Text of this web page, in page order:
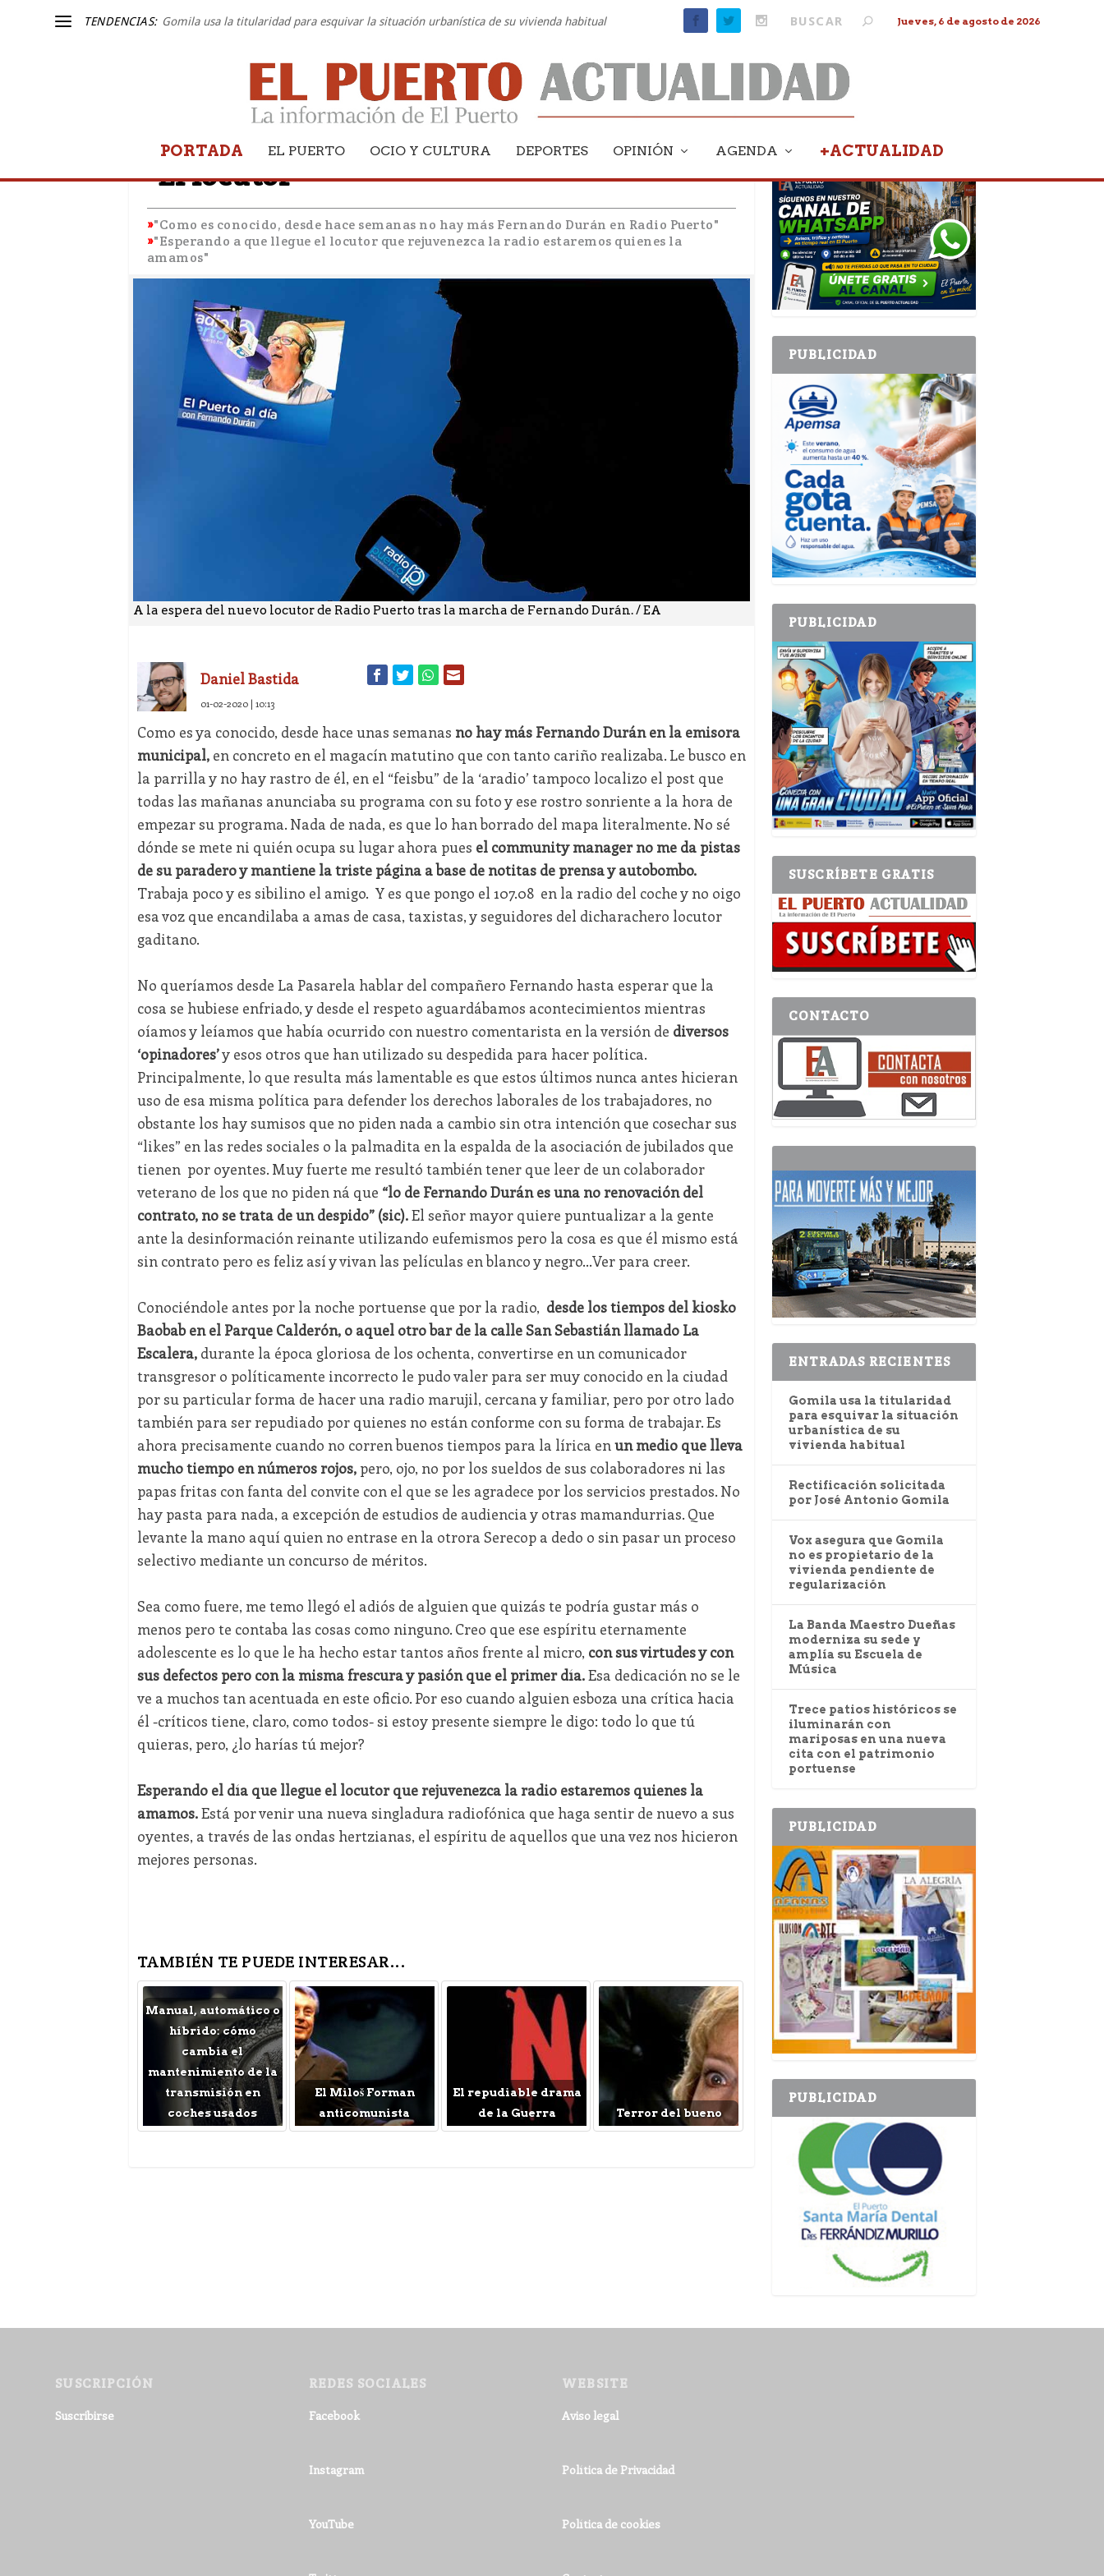
TENDENCIAS: Gomila usa la titularidad para esquivar la situación urbanística de su vivienda habitual Jueves, 6 de agosto de 2026
PORTADA EL PUERTO OCIO Y CULTURA DEPORTES OPINIÓN AGENDA +ACTUALIDAD
DESDE LA PASARELA
"El locutor"
"Como es conocido, desde hace semanas no hay más Fernando Durán en Radio Puerto"
"Esperando a que llegue el locutor que rejuvenezca la radio estaremos quienes la
amamos"
A la espera del nuevo locutor de Radio Puerto tras la marcha de Fernando Durán. / EA
Daniel Bastida
01-02-2020 | 10:13
Como es ya conocido, desde hace unas semanas no hay más Fernando Durán en la emisora
municipal,en concreto en el magacín matutino que con tanto cariño realizaba. Le busco en
la parrilla y no hay rastro de él, en el “feisbu” de la ‘aradio’ tampoco localizo el post que
todas las mañanas anunciaba su programa con su foto y ese rostro sonriente a la hora de
empezar su programa. Nada de nada, es que lo han borrado del mapa literalmente. No sé
dónde se mete ni quién ocupa su lugar ahora pues el community manager no me da pistas
de su paradero y mantiene la triste página a base de notitas de prensa y autobombo.
Trabaja poco y es sibilino el amigo. Y es que pongo el 107.08 en la radio del coche y no oigo
esa voz que encandilaba a amas de casa, taxistas, y seguidores del dicharachero locutor
gaditano.
No queríamos desde La Pasarela hablar del compañero Fernando hasta esperar que la
cosa se hubiese enfriado, y desde el respeto aguardábamos acontecimientos mientras
oíamos y leíamos que había ocurrido con nuestro comentarista en la versión de diversos
‘opinadores’y esos otros que han utilizado su despedida para hacer política.
Principalmente, lo que resulta más lamentable es que estos últimos nunca antes hicieran
uso de esa misma política para defender los derechos laborales de los trabajadores, no
obstante los hay sumisos que no piden nada a cambio sin otra intención que cosechar sus
“likes” en las redes sociales o la palmadita en la espalda de la asociación de jubilados que
tienen por oyentes. Muy fuerte me resultó también tener que leer de un colaborador
veterano de los que no piden ná que “lo de Fernando Durán es una no renovación del
contrato, no se trata de un despido” (sic).El señor mayor quiere puntualizar a la gente
ante la desinformación reinante utilizando eufemismos pero la cosa es que él mismo está
sin contrato pero es feliz así y vivan las películas en blanco y negro…Ver para creer.
Conociéndole antes por la noche portuense que por la radio, desde los tiempos del kiosko
Baobab en el Parque Calderón, o aquel otro bar de la calle San Sebastián llamado La
Escalera,durante la época gloriosa de los ochenta, convertirse en un comunicador
transgresor o políticamente incorrecto le pudo valer para ser muy conocido en la ciudad
por su particular forma de hacer una radio marujil, cercana y familiar, pero por otro lado
también para ser repudiado por quienes no están conforme con su forma de trabajar. Es
ahora precisamente cuando no corren buenos tiempos para la lírica enun medio que lleva
mucho tiempo en números rojos,pero, ojo, no por los sueldos de sus colaboradores ni las
papas fritas con fanta del convite con el que se les agradece por los servicios prestados. No
hay pasta para nada, a excepción de estudios de audiencia y otras mamandurrias. Que
levante la mano aquí quien no entrase en la otrora Serecop a dedo o sin pasar un proceso
selectivo mediante un concurso de méritos.
Sea como fuere, me temo llegó el adiós de alguien que quizás te podría gustar más o
menos pero te contaba las cosas como ninguno. Creo que ese espíritu eternamente
adolescente es lo que le ha hecho estar tantos años frente al micro, con sus virtudes y con
sus defectos pero con la misma frescura y pasión que el primer día.Esa dedicación no se le
ve a muchos tan acentuada en este oficio. Por eso cuando alguien esboza una crítica hacia
él -críticos tiene, claro, como todos- si estoy presente siempre le digo: todo lo que tú
quieras, pero, ¿lo harías tú mejor?
Esperando el día que llegue el locutor que rejuvenezca la radio estaremos quienes la
amamos.Está por venir una nueva singladura radiofónica que haga sentir de nuevo a sus
oyentes, a través de las ondas hertzianas, el espíritu de aquellos que una vez nos hicieron
mejores personas.
TAMBIÉN TE PUEDE INTERESAR...
Manual, automático o
híbrido: cómo
cambia el
mantenimiento de la
transmisión en
coches usados
El Miloš Forman
anticomunista
El repudiable drama
de la Guerra
Terror del bueno
PUBLICIDAD
PUBLICIDAD
PUBLICIDAD
SUSCRÍBETE GRATIS
CONTACTO
ENTRADAS RECIENTES
Gomila usa la titularidad
para esquivar la situación
urbanística de su
vivienda habitual
Rectificación solicitada
por José Antonio Gomila
Vox asegura que Gomila
no es propietario de la
vivienda pendiente de
regularización
La Banda Maestro Dueñas
moderniza su sede y
amplía su Escuela de
Música
Trece patios históricos se
iluminarán con
mariposas en una nueva
cita con el patrimonio
portuense
PUBLICIDAD
PUBLICIDAD
SUSCRIPCIÓN
Suscribirse
REDES SOCIALES
Facebook
Instagram
YouTube
WEBSITE
Aviso legal
Política de Privacidad
Política de cookies